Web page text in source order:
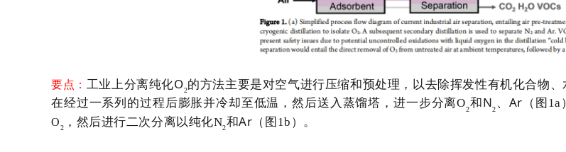
要点： 工业上分离纯化O2的方法主要是对空气进行压缩和预处理，以去除挥发性有机化合物
在经过一系列的过程后膨胀并冷却至低温，然后送入蒸馏塔，进一步分离O2和 N2 、 Ar （图 1a
O2 ，然后进行二次分离以纯化N2和Ar （图 1b ）。